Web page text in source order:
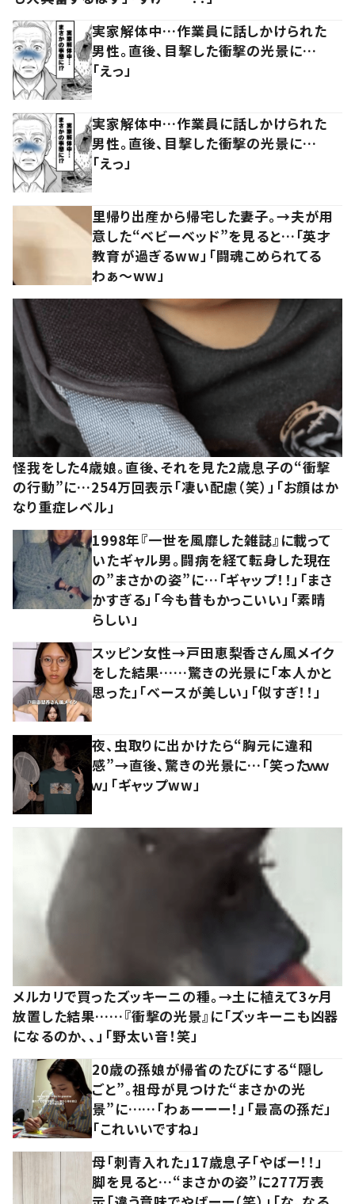
実家解体中…作業員に話しかけられた
男性。直後、目撃した衝撃の光景に…
「えっ」
実家解体中…作業員に話しかけられた
男性。直後、目撃した衝撃の光景に…
「えっ」
里帰り出産から帰宅した妻子。→夫が用
意した“ベビーベッド”を見ると…「英才
教育が過ぎるww」「闘魂こめられてる
わぁ～ww」
怪我をした4歳娘。直後、それを見た2歳息子の“衝撃
の行動”に…254万回表示「凄い配慮（笑）」「お顔はか
なり重症レベル」
1998年『一世を風靡した雑誌』に載って
いたギャル男。闘病を経て転身した現在
の”まさかの姿”に…「ギャップ！！」「まさ
かすぎる」「今も昔もかっこいい」「素晴
らしい」
スッピン女性→戸田恵梨香さん風メイク
をした結果……驚きの光景に「本人かと
思った」「ベースが美しい」「似すぎ！！」
夜、虫取りに出かけたら“胸元に違和
感”→直後、驚きの光景に…「笑ったｗｗ
ｗ」「ギャップww」
メルカリで買ったズッキーニの種。→土に植えて3ヶ月
放置した結果……『衝撃の光景』に「ズッキーニも凶器
になるのか、、」「野太い音！笑」
20歳の孫娘が帰省のたびにする“隠し
ごと”。祖母が見つけた“まさかの光
景”に……「わぁーーー！」「最高の孫だ」
「これいいですね」
母「刺青入れた」17歳息子「やばー！！」
脚を見ると…“まさかの姿”に277万表